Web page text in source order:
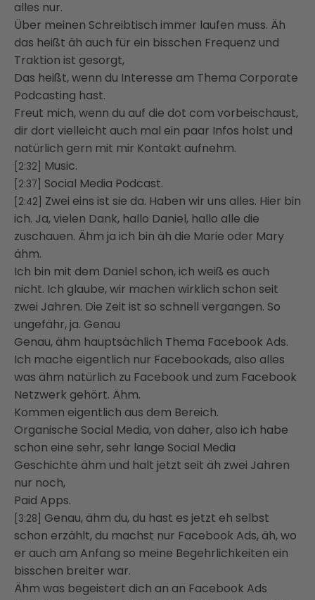
alles nur.
Über meinen Schreibtisch immer laufen muss. Äh
das heißt äh auch für ein bisschen Frequenz und
Traktion ist gesorgt,
Das heißt, wenn du Interesse am Thema Corporate
Podcasting hast.
Freut mich, wenn du auf die dot com vorbeischaust,
dir dort vielleicht auch mal ein paar Infos holst und
natürlich gern mit mir Kontakt aufnehm.
[2:32] Music.
[2:37] Social Media Podcast.
[2:42]
Zwei eins ist sie da. Haben wir uns alles. Hier bin
ich. Ja, vielen Dank, hallo Daniel, hallo alle die
zuschauen. Ähm ja ich bin äh die Marie oder Mary
ähm.
Ich bin mit dem Daniel schon, ich weiß es auch
nicht. Ich glaube, wir machen wirklich schon seit
zwei Jahren. Die Zeit ist so schnell vergangen. So
ungefähr, ja. Genau
Genau, ähm hauptsächlich Thema Facebook Ads.
Ich mache eigentlich nur Facebookads, also alles
was ähm natürlich zu Facebook und zum Facebook
Netzwerk gehört. Ähm.
Kommen eigentlich aus dem Bereich.
Organische Social Media, von daher, also ich habe
schon eine sehr, sehr lange Social Media
Geschichte ähm und halt jetzt seit äh zwei Jahren
nur noch,
Paid Apps.
[3:28]
Genau, ähm du, du hast es jetzt eh selbst
schon erzählt, du machst nur Facebook Ads, äh, wo
er auch am Anfang so meine Begehrlichkeiten ein
bisschen breiter war.
Ähm was begeistert dich an an Facebook Ads